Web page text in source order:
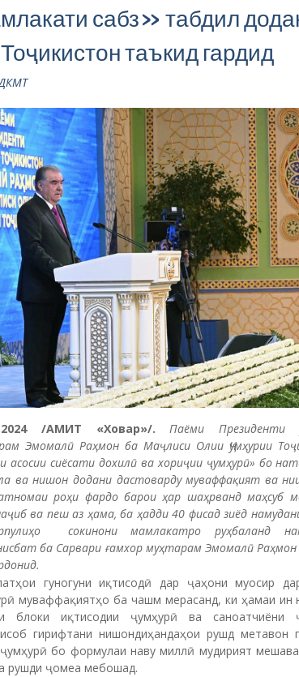
сабз» табдил
таъкид гардид
/АМИТ «Ховар»/.Паёми Президенти
Эмомалӣ Раҳмон ба Маҷлиси Олии Ҷумҳурии
асосии сиёсати дохилӣ ва хориҷии ҷумҳурӣ» бо
ва нишон додани дастоварду муваффақият ва
роҳи фардо барои ҳар шаҳрванд маҳсуб
ва пеш аз ҳама, ба ҳадди 40 фисад зиёд
сокинони мамлакатро руҳбаланд
ба Сарвари ғамхор муҳтарам Эмомалӣ Раҳмон
гуногуни иқтисодӣ дар ҷаҳони муосир
муваффақиятҳо ба чашм мерасанд, ки ҳамаи ин
блоки иқтисодии ҷумҳурӣ ва саноатчиёни
гирифтани нишондиҳандаҳои рушд метавон
бо формулаи наву миллӣ мудирият
рушди ҷомеа мебошад.